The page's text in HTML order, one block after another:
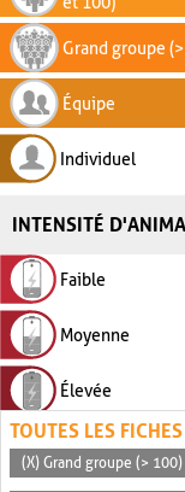
Grand groupe
Équipe
Individuel
INTENSITÉ
Faible
Moyenne
Élevée
TOUTES LES
(X) Grand groupe (> 100)